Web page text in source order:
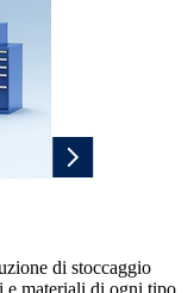
di stoccaggio